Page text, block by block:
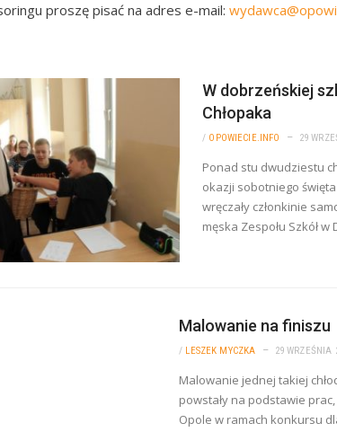
proszę pisać na adres e-mail:
W dobrzeńskiej
Chłopaka
/ OPOWIECIE.INFO 29
Ponad stu dwudziestu
okazji sobotniego
wręczały członkinie
męska Zespołu Szkół
Malowanie na finiszu
/ LESZEK MYCZKA 29 WRZEŚNIA
Malowanie jednej takiej
powstały na podstawie
Opole w ramach konkursu